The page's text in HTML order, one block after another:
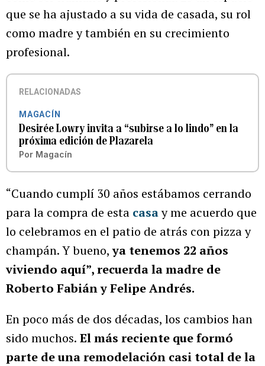
que se ha ajustado a su vida de casada, su rol
como madre y también en su crecimiento
profesional.
RELACIONADAS
MAGACÍN
Desirée Lowry invita a “subirse a lo lindo” en la
próxima edición de Plazarela
Por Magacín
“Cuando cumplí 30 años estábamos cerrando
para la compra de esta casay me acuerdo que
lo celebramos en el patio de atrás con pizza y
champán. Y bueno,ya tenemos 22 años
viviendo aquí”, recuerda la madre de
Roberto Fabián y Felipe Andrés.
En poco más de dos décadas, los cambios han
sido muchos. El más reciente que formó
parte de una remodelación casi total de la